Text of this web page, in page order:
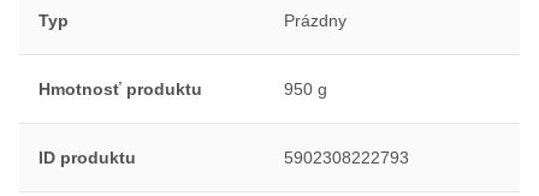
Typ Prázdny
Hmotnosť produktu 950 g
ID produktu 5902308222793